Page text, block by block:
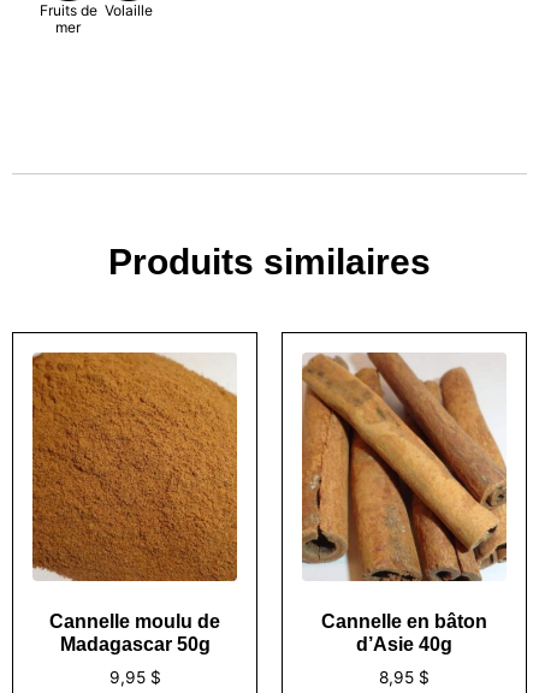
Fruits de
mer
Volaille
Produits similaires
Cannelle moulu de
Madagascar 50g
9,95 $
Cannelle en bâton
d’Asie 40g
8,95 $